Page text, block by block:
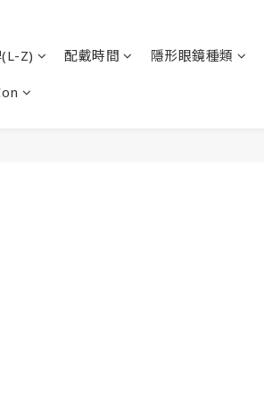
Z) 配戴時間 隱形眼鏡種類